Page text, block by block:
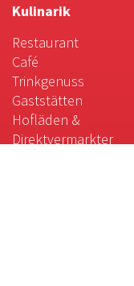
Kulinarik
Restaurant
Café
Trinkgenuss
Gaststätten
Hofläden &
Direktvermarkter